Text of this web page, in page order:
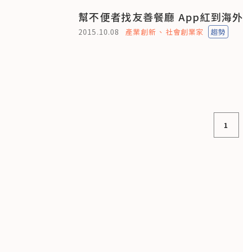
幫不便者找友善餐廳 App紅到海外
2015.10.08 產業創新 社會創業家 趨勢
1